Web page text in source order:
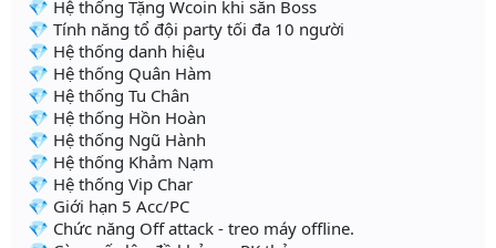
💎 Hệ thống Tặng Wcoin khi săn Boss
💎 Tính năng tổ đội party tối đa 10 người
💎 Hệ thống danh hiệu
💎 Hệ thống Quân Hàm
💎 Hệ thống Tu Chân
💎 Hệ thống Hồn Hoàn
💎 Hệ thống Ngũ Hành
💎 Hệ thống Khảm Nạm
💎 Hệ thống Vip Char
💎 Giới hạn 5 Acc/PC
💎 Chức năng Off attack - treo máy offline.